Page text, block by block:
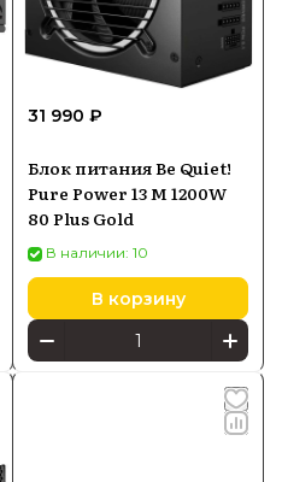
31 990 ₽
Блок питания Be Quiet!
Pure Power 13 M 1200W
80 Plus Gold
В наличии: 10
В корзину